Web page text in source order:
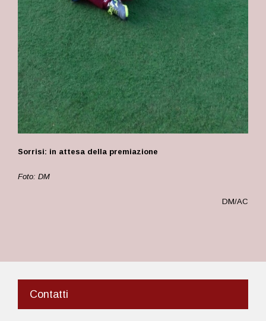
Sorrisi: in attesa della premiazione
Foto: DM
DM/AC
Contatti